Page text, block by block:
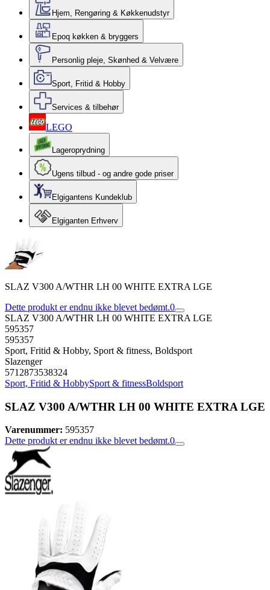
Hjem, Rengøring & Køkkenudstyr
Epoq køkken & bryggers
Personlig pleje, Skønhed & Velvære
Sport, Fritid & Hobby
Services & tilbehør
LEGO
Lageroprydning
Ugens tilbud - og andre gode priser
Elgigantens Kundeklub
Elgiganten Erhverv
SLAZ V300 A/WTHR LH 00 WHITE EXTRA LGE
Dette produkt er endnu ikke blevet bedømt.0
SLAZ V300 A/WTHR LH 00 WHITE EXTRA LGE
595357
595357
Sport, Fritid & Hobby, Sport & fitness, Boldsport
Slazenger
5712873538324
Sport, Fritid & HobbySport & fitnessBoldsport
SLAZ V300 A/WTHR LH 00 WHITE EXTRA LGE
Varenummer: 595357
Dette produkt er endnu ikke blevet bedømt.0